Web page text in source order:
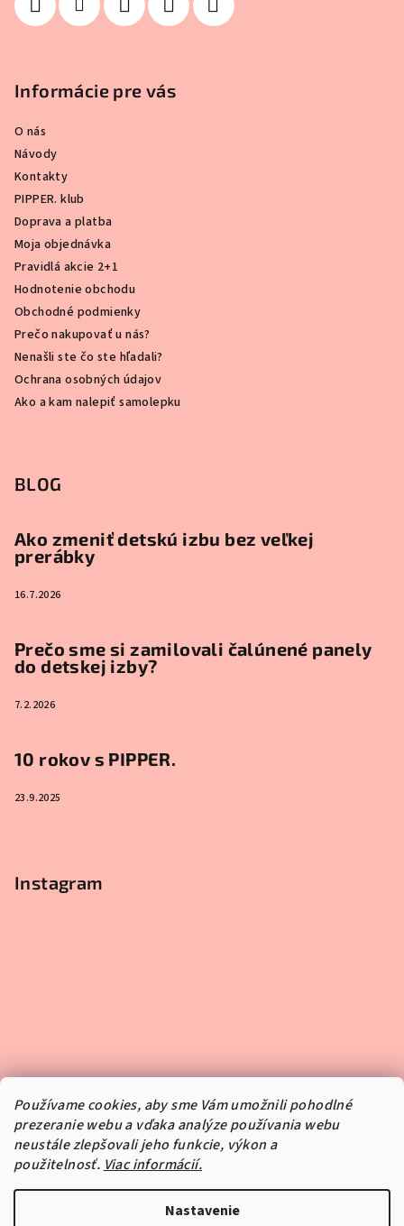
Používame cookies, aby sme Vám umožnili pohodlné
prezeranie webu a vďaka analýze používania webu
neustále zlepšovali jeho funkcie, výkon a
použitelnosť. Viac informácií.
Nastavenie
Informácie pre vás
O nás
Návody
Kontakty
PIPPER. klub
Doprava a platba
Moja objednávka
Pravidlá akcie 2+1
Hodnotenie obchodu
Obchodné podmienky
Prečo nakupovať u nás?
Nenašli ste čo ste hľadali?
Ochrana osobných údajov
Ako a kam nalepiť samolepku
BLOG
Ako zmeniť detskú izbu bez veľkej
prerábky
16.7.2026
Prečo sme si zamilovali čalúnené panely
do detskej izby?
7.2.2026
10 rokov s PIPPER.
23.9.2025
Instagram
Sledovať na Instagrame